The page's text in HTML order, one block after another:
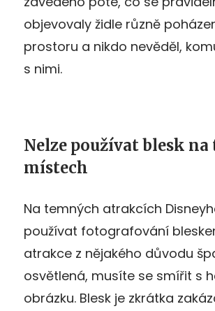
objevovaly židle různě
prostoru a nikdo nevěděl,
s nimi.
Nelze používat blesk
místech
Na temných atrakcích
používat fotografování
atrakce z nějakého důvodu
osvětlená, musíte se smířit s
obrázku. Blesk je zkrátka